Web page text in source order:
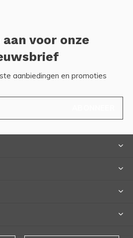
voor onze
aanbiedingen en promoties